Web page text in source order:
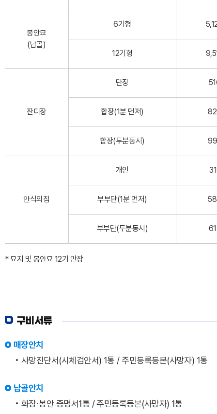
봉안묘
(납골)
6기형
12기형
잔디장
단장
합장(1분 먼저)
합장(두분동시)
안식의집
개인
부부단(1분 먼저)
부부단(두분동시)
* 묘지 및 봉안묘 12기 만장
구비서류
매장안치
사망진단서(시체검안서) 1통 / 주민등록등본(사망자) 1통
납골안치
화장⋅봉안 증명서1통 / 주민등록등본(사망자) 1통